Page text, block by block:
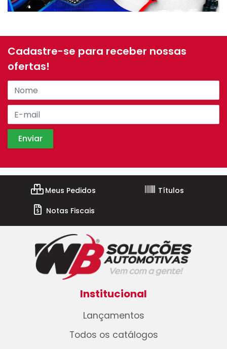
Cadastre-se para receber nossas
ofertas!
Meus Pedidos
Títulos
Notas Fiscais
Institucional
Lançamentos
Todos os catálogos